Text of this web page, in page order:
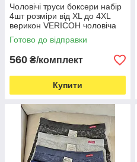
Чоловічі труси боксери набір
4шт розміри від XL до 4XL
верикон VERICOH чоловіча
білизна
Готово до відправки
560 ₴/комплект
Купити